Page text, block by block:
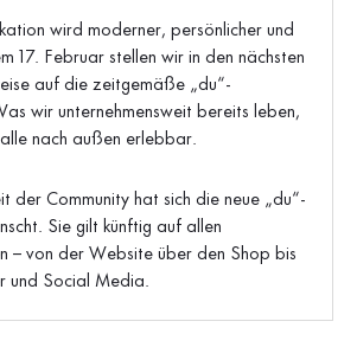
wird moderner, persönlicher und
17. Februar stellen wir in den nächsten
auf die zeitgemäße „du“-
wir unternehmensweit bereits leben,
nach außen erlebbar.
der Community hat sich die neue „du“-
Sie gilt künftig auf allen
– von der Website über den Shop bis
und Social Media.